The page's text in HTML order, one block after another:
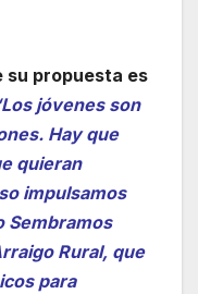
su propuesta es
jóvenes son
Hay que
quieran
impulsamos
Sembramos
Rural, que
para